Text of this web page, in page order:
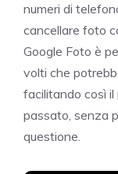
numeri di
cancellare foto
Google Foto è
volti che
facilitando così
passato, senza
questione.